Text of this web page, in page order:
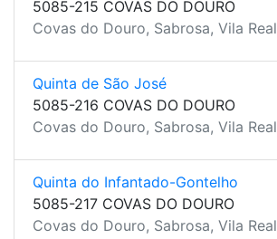
5085-215 COVAS DO DOURO
Covas do Douro, Sabrosa, Vila Real
Quinta de São José
5085-216 COVAS DO DOURO
Covas do Douro, Sabrosa, Vila Real
Quinta do Infantado-Gontelho
5085-217 COVAS DO DOURO
Covas do Douro, Sabrosa, Vila Real